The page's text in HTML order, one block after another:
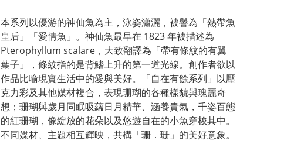
本系列以優游的神仙魚為主，泳姿瀟灑，被譽為「熱帶魚
皇后」「愛情魚」。神仙魚最早在 1823 年被描述為
Pterophyllum scalare，大致翻譯為「帶有條紋的有翼
葉子」，條紋指的是背鰭上升的第一道光線。創作者欲以
作品比喻現實生活中的愛與美好。「自在有餘系列」以壓
克力彩及其他媒材複合，表現珊瑚的各種樣貌與瑰麗奇
想；珊瑚與歲月同眠吸蘊日月精華、涵養貴氣，千姿百態
的紅珊瑚，像綻放的花朵以及悠遊自在的小魚穿梭其中。
不同媒材、主題相互輝映，共構「珊．珊」的美好意象。